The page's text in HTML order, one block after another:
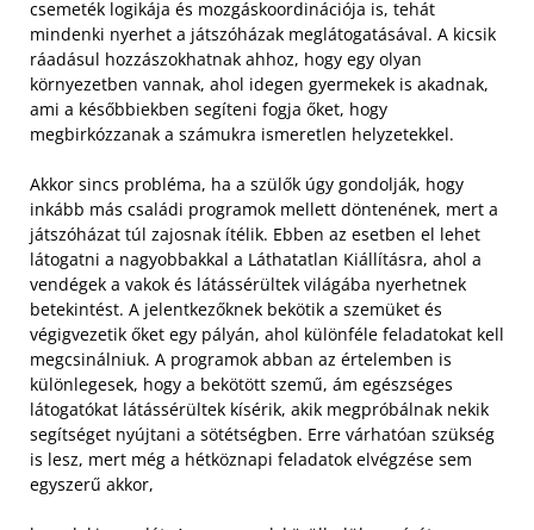
csemeték logikája és mozgáskoordinációja is, tehát
mindenki nyerhet a játszóházak meglátogatásával. A kicsik
ráadásul hozzászokhatnak ahhoz, hogy egy olyan
környezetben vannak, ahol idegen gyermekek is akadnak,
ami a későbbiekben segíteni fogja őket, hogy
megbirkózzanak a számukra ismeretlen helyzetekkel.
Akkor sincs probléma, ha a szülők úgy gondolják, hogy
inkább más családi programok mellett döntenének, mert a
játszóházat túl zajosnak ítélik. Ebben az esetben el lehet
látogatni a nagyobbakkal a Láthatatlan Kiállításra, ahol a
vendégek a vakok és látássérültek világába nyerhetnek
betekintést. A jelentkezőknek bekötik a szemüket és
végigvezetik őket egy pályán, ahol különféle feladatokat kell
megcsinálniuk. A programok abban az értelemben is
különlegesek, hogy a bekötött szemű, ám egészséges
látogatókat látássérültek kísérik, akik megpróbálnak nekik
segítséget nyújtani a sötétségben. Erre várhatóan szükség
is lesz, mert még a hétköznapi feladatok elvégzése sem
egyszerű akkor,